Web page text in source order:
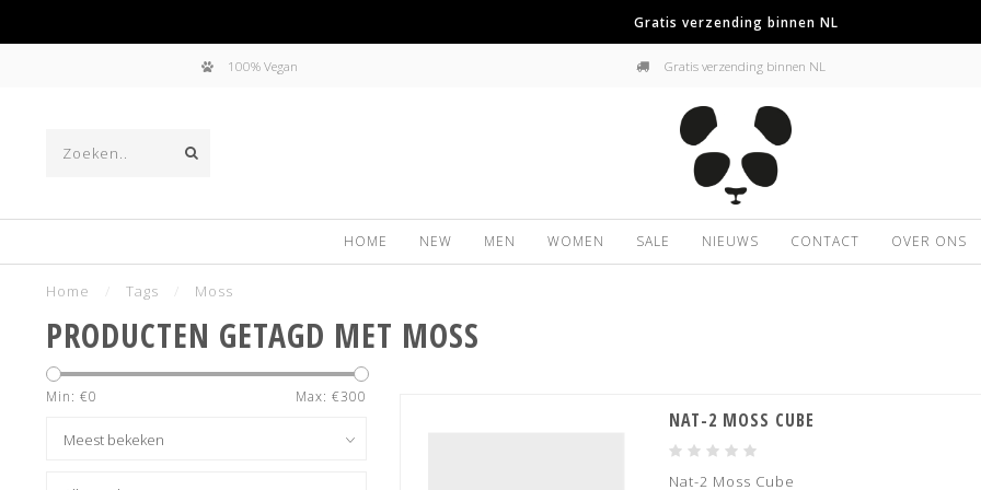
Gratis verzending binnen NL
100% Vegan Gratis verzending binnen NL
HOME NEW MEN WOMEN SALE NIEUWS CONTACT OVER ONS
Home Tags Moss
PRODUCTEN GETAGD MET MOSS
Min: €0 Max: €300
NAT-2 MOSS CUBE
Nat-2 Moss Cube